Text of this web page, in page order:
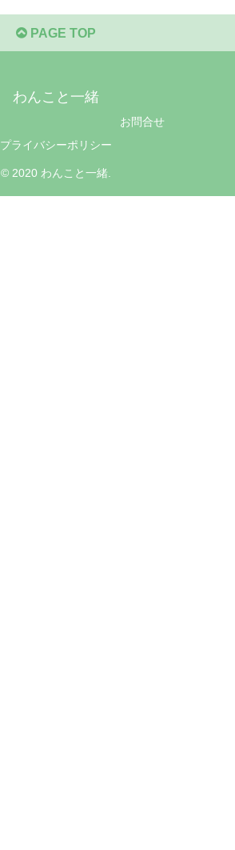
PAGE TOP
わんこと一緒
お問合せ
プライバシーポリシー
© 2020 わんこと一緒.